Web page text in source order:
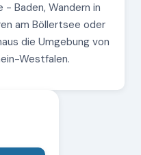
- Baden, Wandern in
am Böllertsee oder
die Umgebung von
Westfalen.